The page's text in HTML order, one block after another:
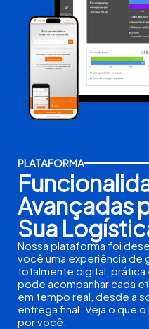
PLATAFORMA
Avançadas
Sua
Nossa plataforma foi
você uma experiência de
totalmente digital,
pode acompanhar cada
em tempo real, desde a
entrega final. Veja o que
por você.